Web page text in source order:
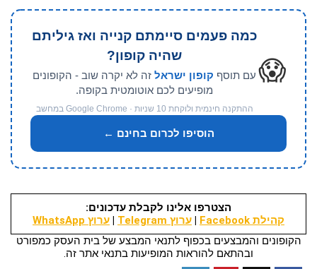
😱
כמה פעמים סיימתם קנייה ואז גיליתם
שהיה קופון?
עם תוסף קופון ישראל זה לא יקרה שוב - הקופונים
מופיעים לכם אוטומטית בקופה.
ההתקנה חינמית ולוקחת 10 שניות · Google Chrome במחשב
הוסיפו לכרום בחינם ←
הצטרפו אלינו לקבלת עדכונים:
קהילת Facebook
| ערוץ Telegram | ערוץ WhatsApp
הקופונים והמבצעים בכפוף לתנאי המבצע של בית העסק כמפורט
ובהתאם להוראות המופיעות בתנאי אתר זה.